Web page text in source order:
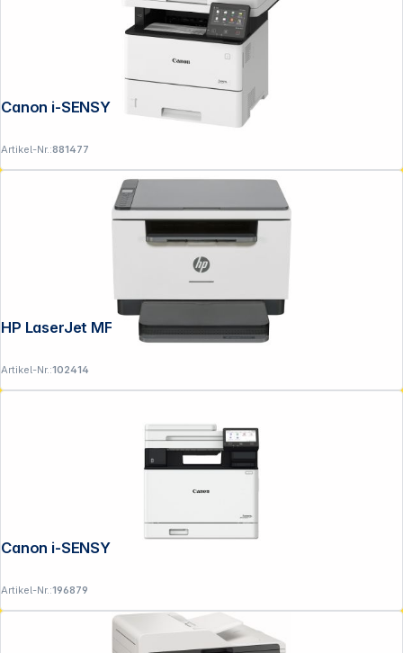
Canon i-SENSYS MF 553 dw
Artikel-Nr.:881477
HP LaserJet MFP M 234 dw
Artikel-Nr.:102414
Canon i-SENSYS MF 752 Cdw II
Artikel-Nr.:196879